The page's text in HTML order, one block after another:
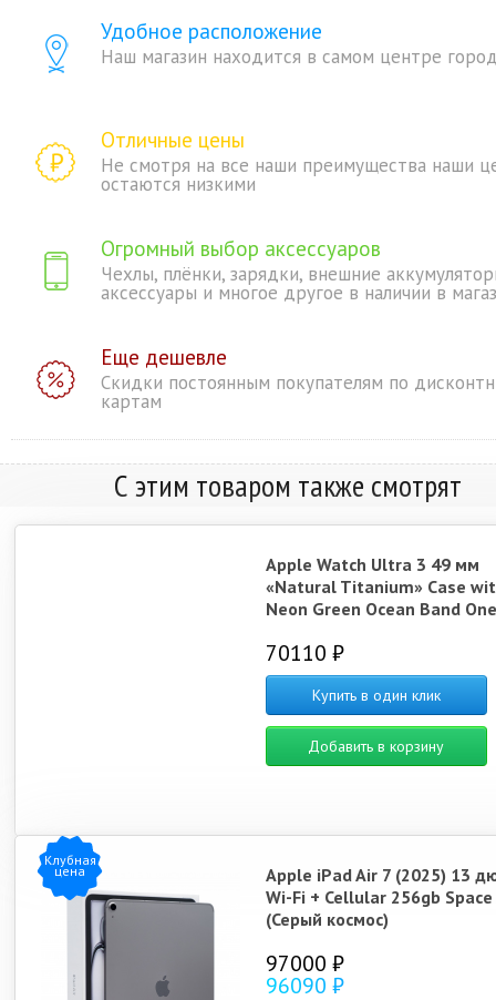
Удобное расположение
Наш магазин находится в самом центре
Отличные цены
Не смотря на все наши преимущества наши
остаются низкими
Огромный выбор аксессуаров
Чехлы, плёнки, зарядки, внешние
аксессуары и многое другое в наличии в
Еще дешевле
Скидки постоянным покупателям по
картам
С этим товаром также смотрят
Apple Watch Ultra 3 49 мм
«Natural Titanium» Case
Neon Green Ocean Band
70110 ₽
Купить в один клик
Добавить в корзину
Клубная
цена
Apple iPad Air 7 (2025) 13
Wi-Fi + Cellular 256gb Space
(Серый космос)
97000 ₽
96090 ₽